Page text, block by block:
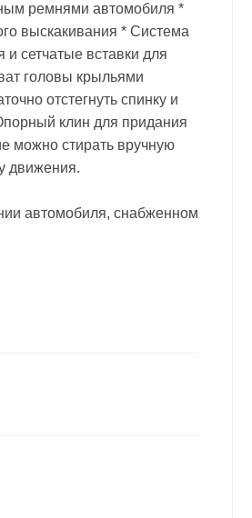
ремнями автомобиля *
выскакивания * Система
сетчатые вставки для
головы крыльями
отстегнуть спинку и
клин для придания
можно стирать вручную
движения.
автомобиля, снабженном